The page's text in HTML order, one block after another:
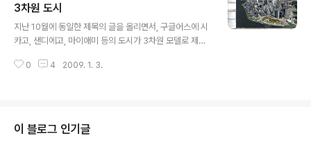
a Mayer), 구글의 구글어스/구글맵 담당 최고책임자인 존
행크(John Hanke) 등이 발표할 예정이라고 하니, 정말
대단한 소식일 것만은 분명한 것 같습니다. 참고로, 지난번
이처럼 유명인사가 참석한 모임은 2006년 6월 구글어스
4.0을 발표했을 때라고 합니다. 그..
3차원 도시
지난 10월에 동일한 제목의 글을 올리면서, 구글어스에 시
카고, 샌디에고, 마이애미 등의 도시가 3차원 모델로 제작
rn)이나 사이버시티(CyberCity)에서 제작한 것으로 보인
합니다. 먼저, 아래는 3차원 모델을 모두 띄워본 뉴욕시의
모습입니다. 클릭하시면 원본을 보실 수 있는데, 정말 너무
0 4 2009. 1. 3.
이 블로그 인기글